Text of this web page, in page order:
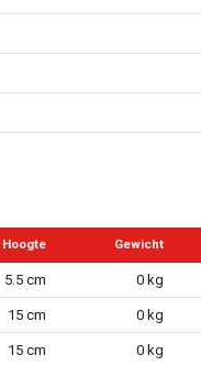
Hoogte Gewicht
5.5 cm 0 kg
15 cm 0 kg
15 cm 0 kg